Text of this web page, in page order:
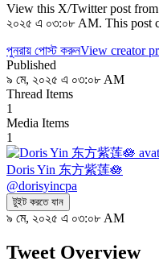
View this X/Twitter post
২০২৫ এ ০৩:০৮ AM. This post
পুনরায় পোস্ট করুনView creator
Published
৯ মে, ২০২৫ এ ০৩:০৮ AM
Thread Items
1
Media Items
1
Doris Yin 东方紫莲🪷
@dorisyincpa
টুইট করতে যান
৯ মে, ২০২৫ এ ০৩:০৮ AM
Tweet Overview